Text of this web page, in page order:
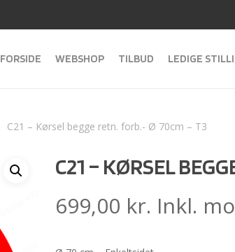
FORSIDE WEBSHOP TILBUD LEDIGE
C21 – Kørsel begge retn. forb.- Ø 70cm – T3
C21 – KØRSEL
699,00 kr. Inkl.